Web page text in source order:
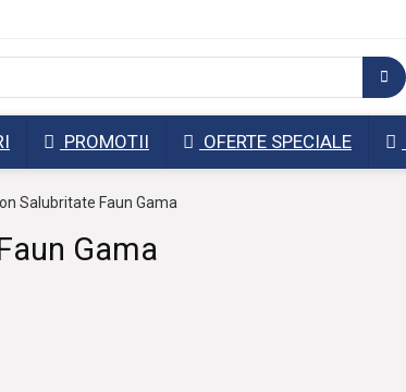
PROMOTII OFERTE SPECIALE
Salubritate Faun Gama
Gama